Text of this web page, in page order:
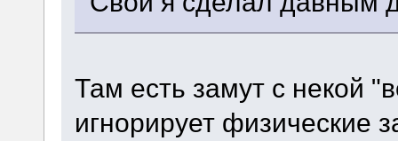
Там есть замут с некой
игнорирует физические